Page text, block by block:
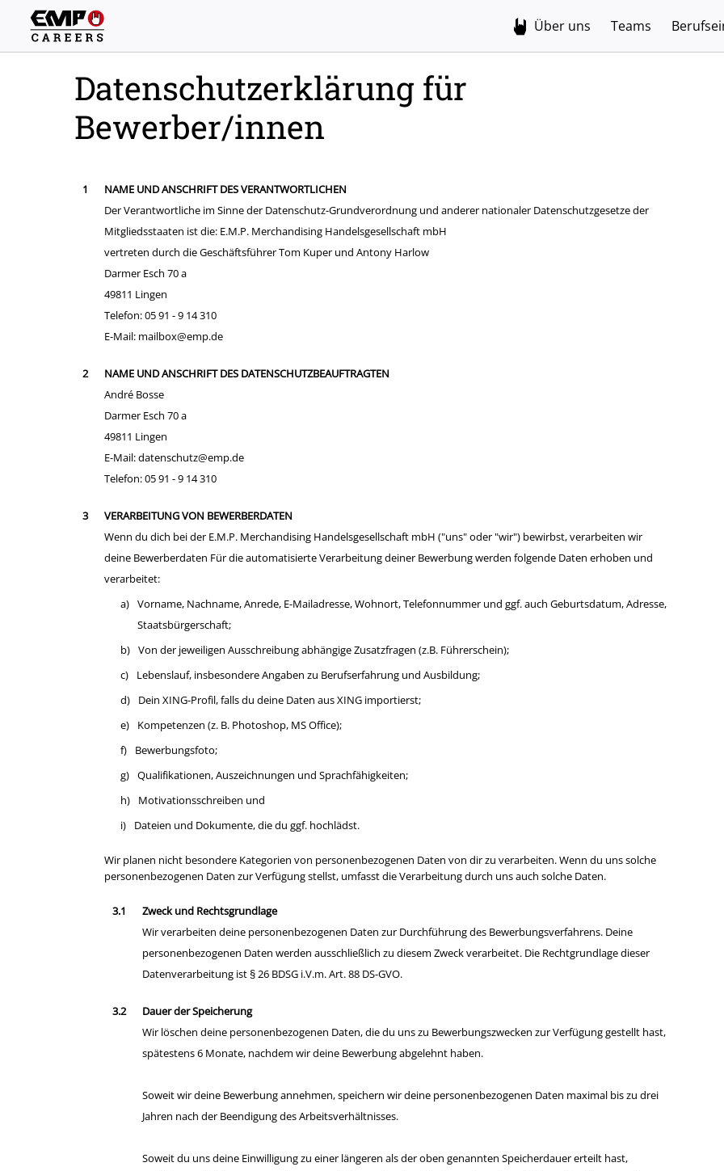
Über uns Teams
Datenschutzerklärung für
Bewerber/innen
NAME UND ANSCHRIFT DES VERANTWORTLICHEN
Der Verantwortliche im Sinne der Datenschutz-Grundverordnung und anderer nationaler Datenschutzgesetze der
Mitgliedsstaaten ist die: E.M.P. Merchandising Handelsgesellschaft mbH
vertreten durch die Geschäftsführer Tom Kuper und Antony Harlow
Darmer Esch 70 a
49811 Lingen
Telefon: 05 91 - 9 14 310
E-Mail: mailbox@emp.de
NAME UND ANSCHRIFT DES DATENSCHUTZBEAUFTRAGTEN
André Bosse
Darmer Esch 70 a
49811 Lingen
E-Mail: datenschutz@emp.de
Telefon: 05 91 - 9 14 310
VERARBEITUNG VON BEWERBERDATEN
Wenn du dich bei der E.M.P. Merchandising Handelsgesellschaft mbH ("uns" oder "wir") bewirbst, verarbeiten wir
deine Bewerberdaten Für die automatisierte Verarbeitung deiner Bewerbung werden folgende Daten erhoben und
verarbeitet:
a) Vorname, Nachname, Anrede, E-Mailadresse, Wohnort, Telefonnummer und ggf. auch Geburtsdatum, Adresse,
Staatsbürgerschaft;
b) Von der jeweiligen Ausschreibung abhängige Zusatzfragen (z.B. Führerschein);
c)
Lebenslauf, insbesondere Angaben zu Berufserfahrung und Ausbildung;
d)
Dein XING-Profil, falls du deine Daten aus XING importierst;
e)
Kompetenzen (z. B. Photoshop, MS Office);
f)
Bewerbungsfoto;
g) Qualifikationen, Auszeichnungen und Sprachfähigkeiten;
h)
Motivationsschreiben und
i)
Dateien und Dokumente, die du ggf. hochlädst.
Wir planen nicht besondere Kategorien von personenbezogenen Daten von dir zu verarbeiten. Wenn du uns solche
personenbezogenen Daten zur Verfügung stellst, umfasst die Verarbeitung durch uns auch solche Daten.
Zweck und Rechtsgrundlage
Wir verarbeiten deine personenbezogenen Daten zur Durchführung des Bewerbungsverfahrens. Deine
personenbezogenen Daten werden ausschließlich zu diesem Zweck verarbeitet. Die Rechtgrundlage dieser
Datenverarbeitung ist § 26 BDSG i.V.m. Art. 88 DS-GVO.
Dauer der Speicherung
Wir löschen deine personenbezogenen Daten, die du uns zu Bewerbungszwecken zur Verfügung gestellt hast,
spätestens 6 Monate, nachdem wir deine Bewerbung abgelehnt haben.
Soweit wir deine Bewerbung annehmen, speichern wir deine personenbezogenen Daten maximal bis zu drei
Jahren nach der Beendigung des Arbeitsverhältnisses.
Soweit du uns deine Einwilligung zu einer längeren als der oben genannten Speicherdauer erteilt hast,